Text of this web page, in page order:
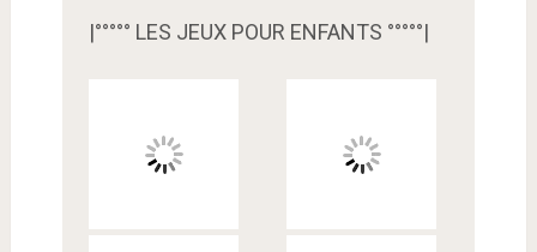
|°°°°° LES JEUX POUR ENFANTS °°°°°|